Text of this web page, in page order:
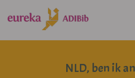
NLD, ben ik